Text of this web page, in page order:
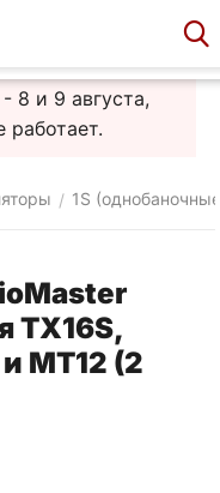
8 и 9 августа,
работает.
/ 1S
TX16S,
MT12 (2